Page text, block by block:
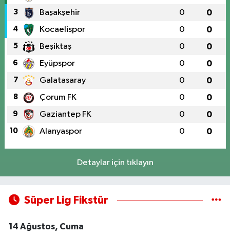
3 Başakşehir 0 0
4 Kocaelispor 0 0
5 Beşiktaş 0 0
6 Eyüpspor 0 0
7 Galatasaray 0 0
8 Çorum FK 0 0
9 Gaziantep FK 0 0
10 Alanyaspor 0 0
Detaylar için tıklayın
Süper Lig Fikstür
14 Ağustos, Cuma